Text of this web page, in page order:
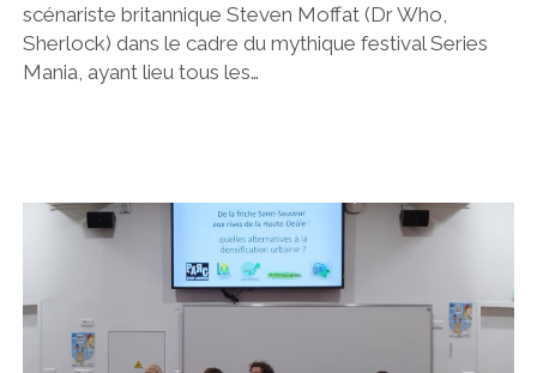
scénariste britannique Steven Moffat (Dr Who,
Sherlock) dans le cadre du mythique festival Series
Mania, ayant lieu tous les…